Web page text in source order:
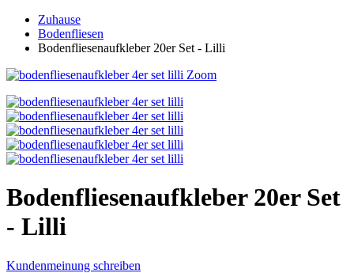
Zuhause
Bodenfliesen
Bodenfliesenaufkleber 20er Set - Lilli
Zoom
Bodenfliesenaufkleber 20er Set
- Lilli
Kundenmeinung schreiben